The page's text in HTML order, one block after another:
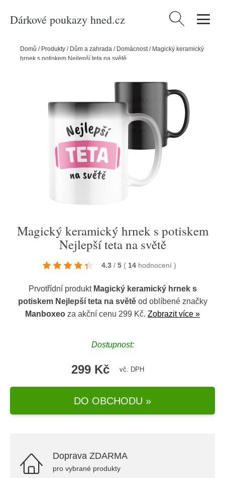
Dárkové poukazy hned.cz Vyhledávání
Domů / Produkty / Dům a zahrada / Domácnost/ Magický keramický
hrnek s potiskem Nejlepší teta na světě
Magický keramický hrnek s potiskem
Nejlepší teta na světě
4.3 / 5 ( 14 hodnocení )
Prvotřídní produkt Magický keramický hrnek s
potiskem Nejlepší teta na světěod oblíbené značky
Manboxeo za akční cenu 299 Kč. Zobrazit více »
Dostupnost:
299 Kč vč. DPH
DO OBCHODU »
Doprava ZDARMA
pro vybrané produkty